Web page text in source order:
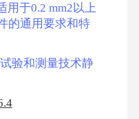
用于0.2 mm2以上
的通用要求和特
验和测量技术静